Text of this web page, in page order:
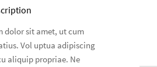
dolor sit amet, ut cum
Vol uptua adipiscing
aliquip propriae. Ne